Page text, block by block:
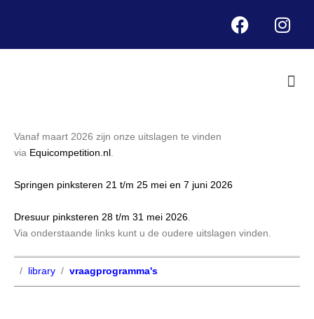
Vanaf maart 2026 zijn onze uitslagen te vinden
via Equicompetition.nl
Springen pinksteren 21 t/m 25 mei en 7 juni 2026
Dresuur pinksteren 28 t/m 31 mei 2026
Via onderstaande links kunt u de oudere uitslagen vinden.
/ library / vraagprogramma's